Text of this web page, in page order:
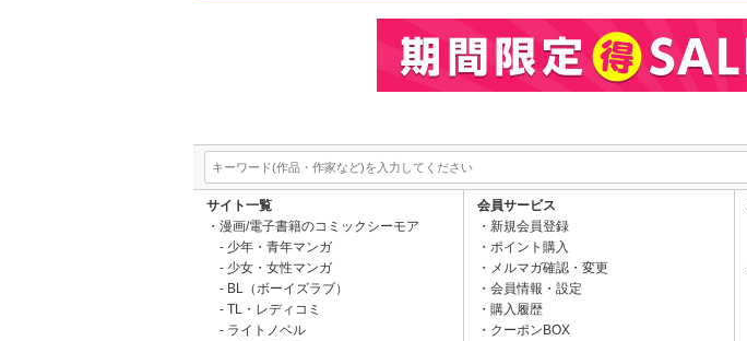
サイト一覧
漫画/電子書籍のコミックシーモア
少年・青年マンガ
少女・女性マンガ
BL（ボーイズラブ）
TL・レディコミ
ライトノベル
会員サービス
新規会員登録
ポイント購入
メルマガ確認・変更
会員情報・設定
購入履歴
クーポンBOX